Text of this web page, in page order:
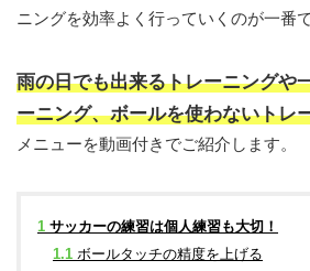
ニングを効率よく行っていくのが一番で
雨の日でも出来るトレーニングや
ーニング、ボールを使わないトレ
メニューを動画付きでご紹介します。
1 サッカーの練習は個人練習も大切！
1.1 ボールタッチの精度を上げる